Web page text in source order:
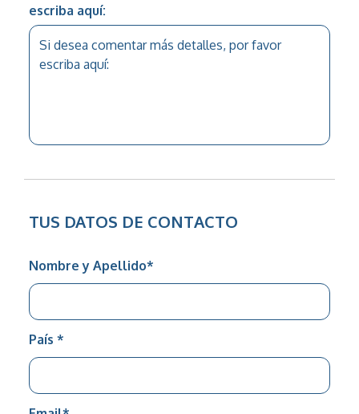
escriba aquí:
TUS DATOS DE CONTACTO
Nombre y Apellido*
País *